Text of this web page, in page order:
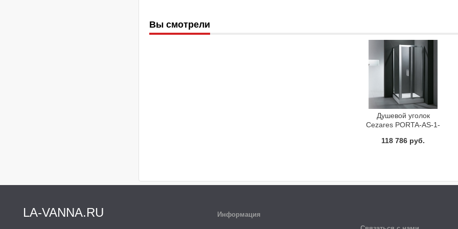
Вы смотрели
Душевой уголок
Cezares PORTA-AS-1-
118 786 руб.
LA-VANNA.RU
Информация